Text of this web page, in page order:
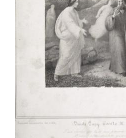
Pubblicazioni
Collezione
Accessibilità